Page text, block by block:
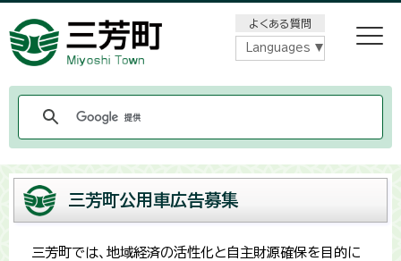
よくある質問
Languages
三芳町公用車広告募集
三芳町では、地域経済の活性化と自主財源確保を目的に